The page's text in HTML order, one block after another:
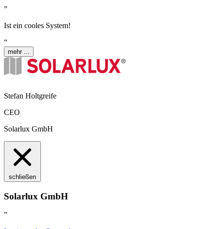
”
Ist ein cooles System!
“
mehr ...
Stefan Holtgreife
CEO
Solarlux GmbH
schließen
Solarlux GmbH
”